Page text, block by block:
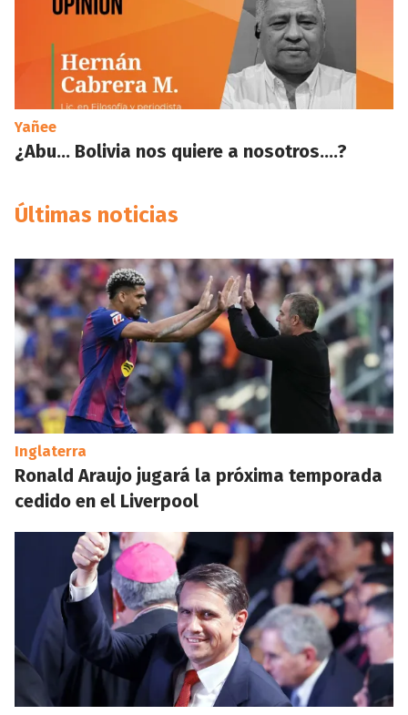
Yañee
¿Abu… Bolivia nos quiere a nosotros….?
Últimas noticias
Inglaterra
Ronald Araujo jugará la próxima temporada
cedido en el Liverpool